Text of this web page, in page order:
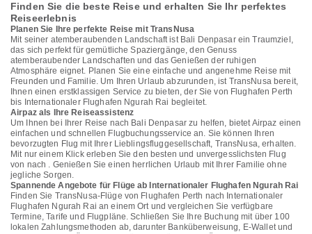
Finden Sie die beste Reise und erhalten Sie Ihr perfektes
Reiseerlebnis
Planen Sie Ihre perfekte Reise mit TransNusa
Mit seiner atemberaubenden Landschaft ist Bali Denpasar ein Traumziel,
das sich perfekt für gemütliche Spaziergänge, den Genuss
atemberaubender Landschaften und das Genießen der ruhigen
Atmosphäre eignet. Planen Sie eine einfache und angenehme Reise mit
Freunden und Familie. Um Ihren Urlaub abzurunden, ist TransNusa bereit,
Ihnen einen erstklassigen Service zu bieten, der Sie von Flughafen Perth
bis Internationaler Flughafen Ngurah Rai begleitet.
Airpaz als Ihre Reiseassistenz
Um Ihnen bei Ihrer Reise nach Bali Denpasar zu helfen, bietet Airpaz einen
einfachen und schnellen Flugbuchungsservice an. Sie können Ihren
bevorzugten Flug mit Ihrer Lieblingsfluggesellschaft, TransNusa, erhalten.
Mit nur einem Klick erleben Sie den besten und unvergesslichsten Flug
von nach . Genießen Sie einen herrlichen Urlaub mit Ihrer Familie ohne
jegliche Sorgen.
Spannende Angebote für Flüge ab Internationaler Flughafen Ngurah Rai
Finden Sie TransNusa-Flüge von Flughafen Perth nach Internationaler
Flughafen Ngurah Rai an einem Ort und vergleichen Sie verfügbare
Termine, Tarife und Flugpläne. Schließen Sie Ihre Buchung mit über 100
lokalen Zahlungsmethoden ab, darunter Banküberweisung, E-Wallet und